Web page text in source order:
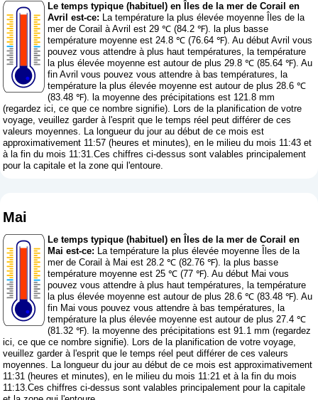
Le temps typique (habituel) en Îles de la mer de Corail en
Avril est-ce: La température la plus élevée moyenne Îles de la
mer de Corail à Avril est 29 ℃ (84.2 ℉). la plus basse
température moyenne est 24.8 ℃ (76.64 ℉). Au début Avril vous
pouvez vous attendre à plus haut températures, la température
la plus élevée moyenne est autour de plus 29.8 ℃ (85.64 ℉). Au
fin Avril vous pouvez vous attendre à bas températures, la
température la plus élevée moyenne est autour de plus 28.6 ℃
(83.48 ℉). la moyenne des précipitations est 121.8 mm
(regardez ici, ce que ce nombre signifie). Lors de la planification de votre
voyage, veuillez garder à l'esprit que le temps réel peut différer de ces
valeurs moyennes. La longueur du jour au début de ce mois est
approximativement 11:57 (heures et minutes), en le milieu du mois 11:43 et
à la fin du mois 11:31.Ces chiffres ci-dessus sont valables principalement
pour la capitale et la zone qui l'entoure.
Mai
Le temps typique (habituel) en Îles de la mer de Corail en
Mai est-ce: La température la plus élevée moyenne Îles de la
mer de Corail à Mai est 28.2 ℃ (82.76 ℉). la plus basse
température moyenne est 25 ℃ (77 ℉). Au début Mai vous
pouvez vous attendre à plus haut températures, la température
la plus élevée moyenne est autour de plus 28.6 ℃ (83.48 ℉). Au
fin Mai vous pouvez vous attendre à bas températures, la
température la plus élevée moyenne est autour de plus 27.4 ℃
(81.32 ℉). la moyenne des précipitations est 91.1 mm (regardez
ici, ce que ce nombre signifie). Lors de la planification de votre voyage,
veuillez garder à l'esprit que le temps réel peut différer de ces valeurs
moyennes. La longueur du jour au début de ce mois est approximativement
11:31 (heures et minutes), en le milieu du mois 11:21 et à la fin du mois
11:13.Ces chiffres ci-dessus sont valables principalement pour la capitale